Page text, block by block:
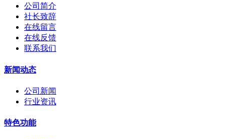
公司简介
社长致辞
在线留言
在线反馈
联系我们
新闻动态
公司新闻
行业资讯
特色功能